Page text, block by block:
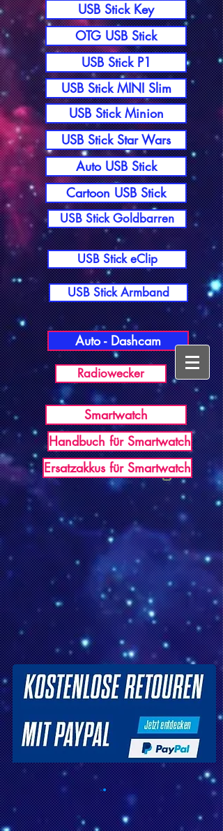
USB Germany
USB Stick Key
OTG USB Stick
USB Stick P1
USB Stick MINI Slim
USB Stick Minion
USB Stick Star Wars
Auto USB Stick
Cartoon USB Stick
USB Stick Goldbarren
USB Stick eClip
USB Stick Armband
Auto - Dashcam
Radiowecker
Smartwatch
Handbuch für Smartwatch
Ersatzakkus für Smartwatch